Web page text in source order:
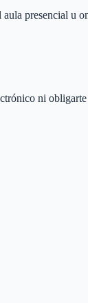
presencial u
ni